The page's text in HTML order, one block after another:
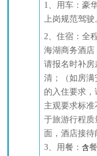
1、 用车：豪
上岗规范驾驶
2、住宿： 全
海湖商务酒店
请报名时补
清；（如房满
的入住要求
主观要求标
于旅游行程
面，酒店接
3、用餐： 含餐